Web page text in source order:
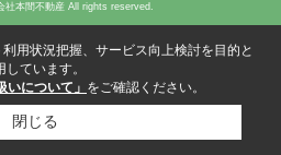
社本間不動産 All rights reserved.
用状況把握、サービス向上検討を目的と
ています。
いについて」 をご確認ください。
閉じる